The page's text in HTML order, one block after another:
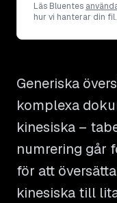
Läs Bluentes
hur vi hanterar din fil.
Generiska
komplexa
kinesiska –
numrering går
för att
kinesiska till